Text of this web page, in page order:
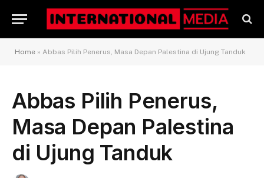
Home » Abbas Pilih Penerus, Masa Depan Palestina di Ujung Tanduk
Abbas Pilih Penerus,
Masa Depan Palestina
di Ujung Tanduk